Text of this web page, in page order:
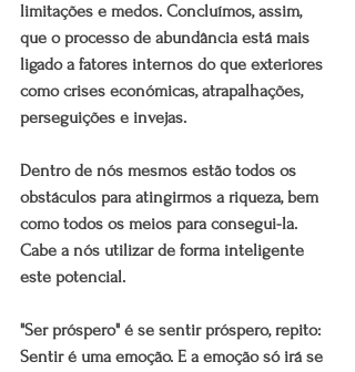
limitações e medos. Concluímos, assim,
que o processo de abundância está mais
ligado a fatores internos do que exteriores
como crises económicas, atrapalhações,
perseguições e invejas.
Dentro de nós mesmos estão todos os
obstáculos para atingirmos a riqueza, bem
como todos os meios para consegui-la.
Cabe a nós utilizar de forma inteligente
este potencial.
"Ser próspero" é se sentir próspero, repito:
Sentir é uma emoção. E a emoção só irá se